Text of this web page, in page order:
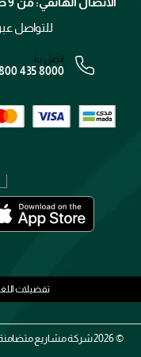
الوظائف
الشروط و الأحكام
رقم السجل التجاري: 7013320481 — صادر من وزارة التجارة
للتواصل
اتصل بنا:
435 8000
تفضيلات
2026 ©شركة مشاريع متضامنة